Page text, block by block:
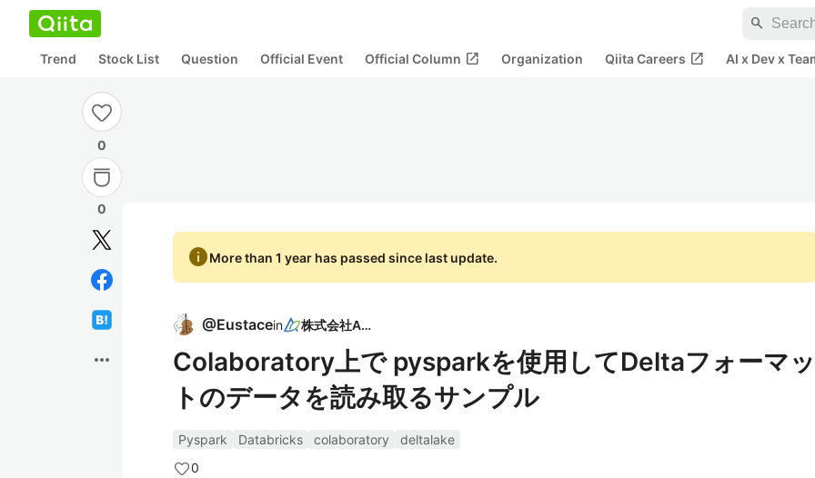
search
Trend Stock List Question Official Event Official Column open_in_new Organization Qiita Careers open_in_new AI x Dev x
0
0
more_horiz
infoMore than 1 year has passed since last update.
@Eustacein 株式会社ASE
Colaboratory上で pysparkを使用してDeltaフォーマッ
トのデータを読み取るサンプル
Pyspark Databricks colaboratory
deltalake
0